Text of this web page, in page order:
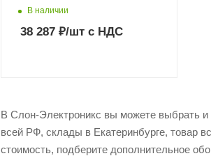
В наличии
38 287 ₽/шт с НДС
В Слон-Электроникс вы можете выбрать и
всей РФ, склады в Екатеринбурге, товар
стоимость, подберите дополнительное